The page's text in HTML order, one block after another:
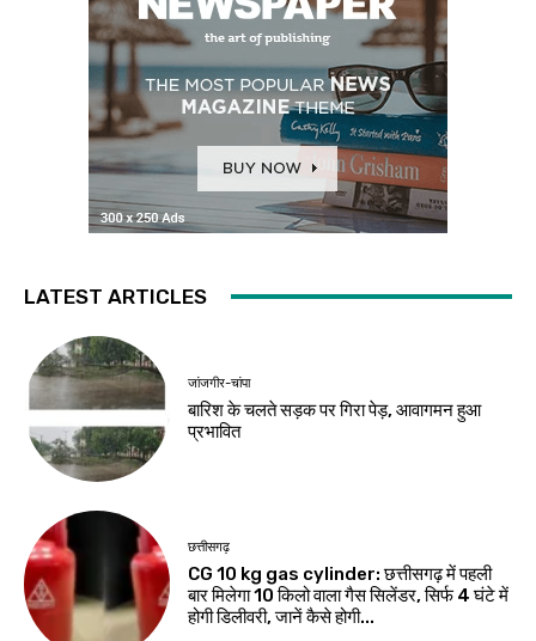
LATEST ARTICLES
जांजगीर-चांपा
बारिश के चलते सड़क पर गिरा पेड़, आवागमन हुआ
प्रभावित
छत्तीसगढ़
CG 10 kg gas cylinder: छत्तीसगढ़ में पहली
बार मिलेगा 10 किलो वाला गैस सिलेंडर, सिर्फ 4 घंटे में
होगी डिलीवरी, जानें कैसे होगी...